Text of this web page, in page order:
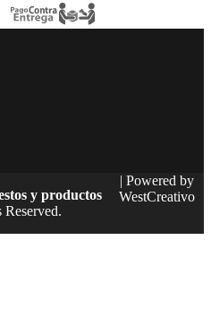
y productos
| Powered by
WestCreativo